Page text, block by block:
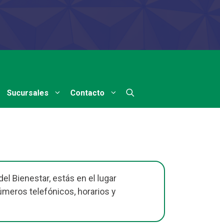
Sucursales Contacto
Bienestar, estás en el lugar
telefónicos, horarios y